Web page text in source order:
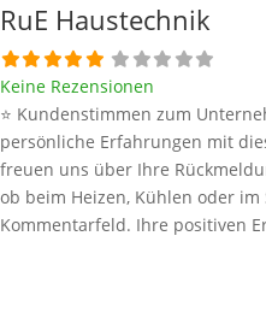
RuE Haustechnik
Keine Rezensionen
⭐ Kundenstimmen zum
persönliche Erfahrungen mit
freuen uns über Ihre
ob beim Heizen, Kühlen oder
Kommentarfeld. Ihre positiven